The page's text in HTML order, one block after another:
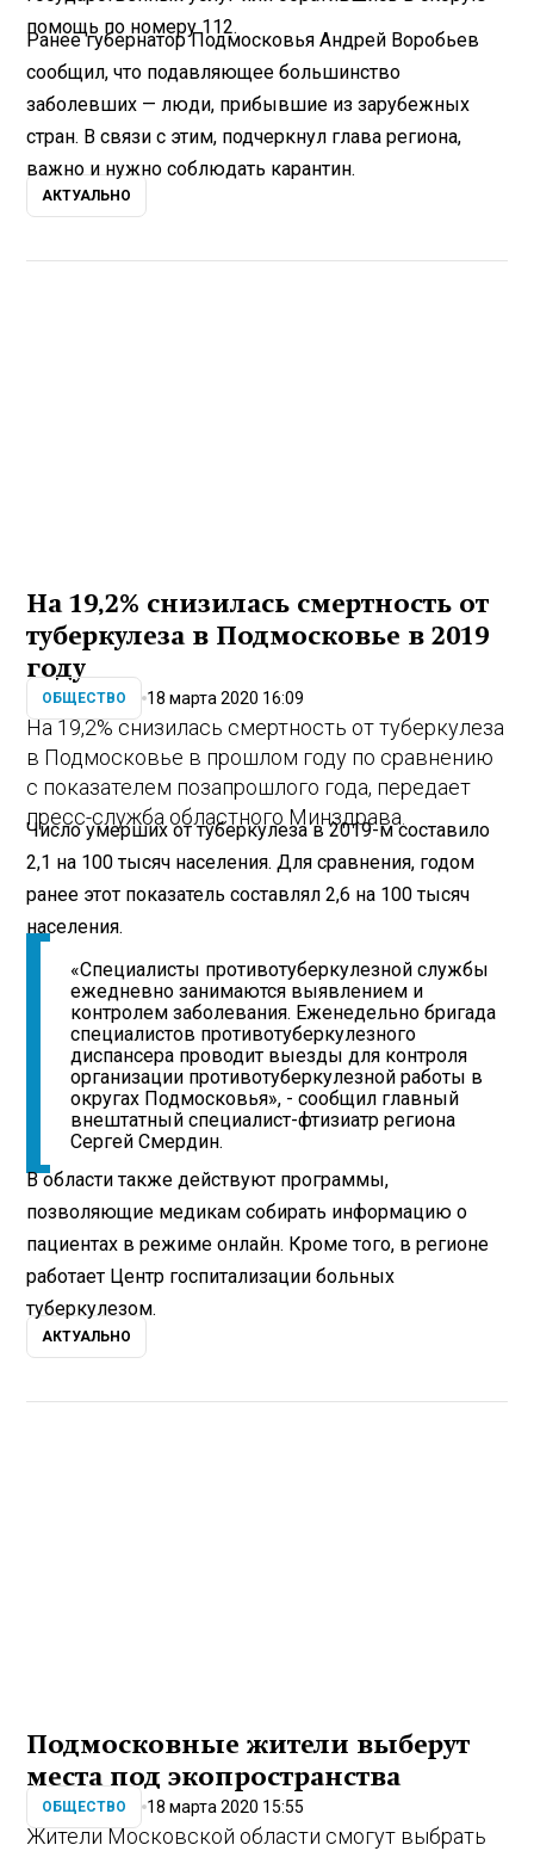
помощь по номеру 112.
Ранее губернатор Подмосковья Андрей Воробьев
сообщил, что подавляющее большинство
заболевших — люди, прибывшие из зарубежных
стран. В связи с этим, подчеркнул глава региона,
важно и нужно соблюдать карантин.
АКТУАЛЬНО
На 19,2% снизилась смертность от
туберкулеза в Подмосковье в 2019
году
ОБЩЕСТВО 18 марта 2020 16:09
На 19,2% снизилась смертность от туберкулеза
в Подмосковье в прошлом году по сравнению
с показателем позапрошлого года, передает
пресс-служба областного Минздрава.
Число умерших от туберкулеза в 2019-м составило
2,1 на 100 тысяч населения. Для сравнения, годом
ранее этот показатель составлял 2,6 на 100 тысяч
населения.
«Специалисты противотуберкулезной службы
ежедневно занимаются выявлением и
контролем заболевания. Еженедельно бригада
специалистов противотуберкулезного
диспансера проводит выезды для контроля
организации противотуберкулезной работы в
округах Подмосковья», - сообщил главный
внештатный специалист-фтизиатр региона
Сергей Смердин.
В области также действуют программы,
позволяющие медикам собирать информацию о
пациентах в режиме онлайн. Кроме того, в регионе
работает Центр госпитализации больных
туберкулезом.
АКТУАЛЬНО
Подмосковные жители выберут
места под экопространства
ОБЩЕСТВО 18 марта 2020 15:55
Жители Московской области смогут выбрать